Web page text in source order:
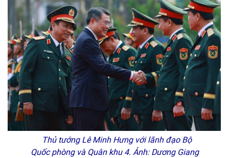
Thủ tướng Lê Minh Hưng với lãnh đạo Bộ
Quốc phòng và Quân khu 4. Ảnh: Dương Giang